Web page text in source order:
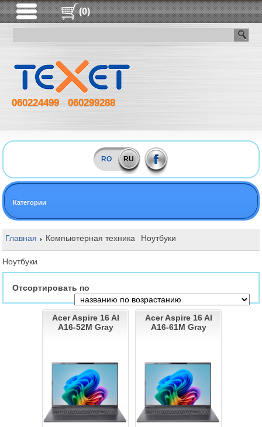
(0)
060224499 060299288
RO RU
Категории
Главная Компьютерная техника Ноутбуки
Ноутбуки
Отсортировать по
Acer Aspire 16 AI
A16-52M Gray
Acer Aspire 16 AI
A16-61M Gray